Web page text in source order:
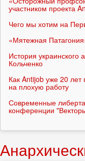
участником проекта
Чего мы хотим на
«Мятежная
История
Кольченко
Как Antijob уже 20 лет
на плохую работу
Современные
конференции